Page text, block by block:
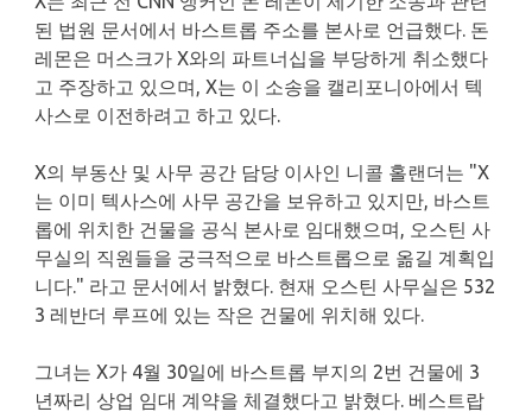
된 법원 문서에서 바스트롭 주소를 본사로 언급했다. 돈
레몬은 머스크가 X와의 파트너십을 부당하게 취소했다
고 주장하고 있으며, X는 이 소송을 캘리포니아에서 텍
사스로 이전하려고 하고 있다.
X의 부동산 및 사무 공간 담당 이사인 니콜 홀랜더는 "X
는 이미 텍사스에 사무 공간을 보유하고 있지만, 바스트
롭에 위치한 건물을 공식 본사로 임대했으며, 오스틴 사
무실의 직원들을 궁극적으로 바스트롭으로 옮길 계획입
니다." 라고 문서에서 밝혔다. 현재 오스틴 사무실은 532
3 레반더 루프에 있는 작은 건물에 위치해 있다.
그녀는 X가 4월 30일에 바스트롭 부지의 2번 건물에 3
년짜리 상업 임대 계약을 체결했다고 밝혔다. 베스트랍